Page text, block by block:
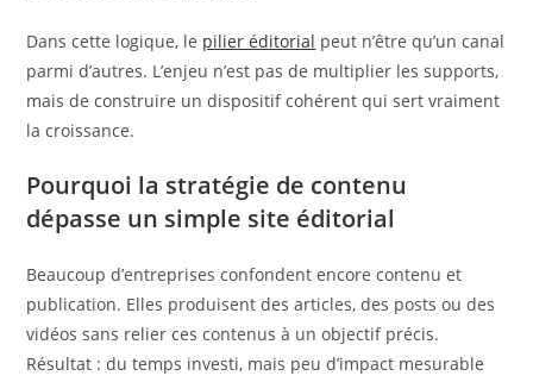
Dans cette logique, le pilier éditorial peut n’être qu’un canal
parmi d’autres. L’enjeu n’est pas de multiplier les supports,
mais de construire un dispositif cohérent qui sert vraiment
la croissance.
Pourquoi la stratégie de contenu
dépasse un simple site éditorial
Beaucoup d’entreprises confondent encore contenu et
publication. Elles produisent des articles, des posts ou des
vidéos sans relier ces contenus à un objectif précis.
Résultat : du temps investi, mais peu d’impact mesurable